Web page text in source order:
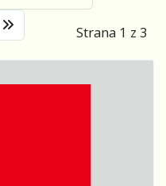
Strana 1 z 3